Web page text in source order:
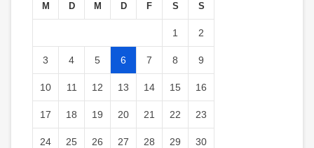
M D M D F S S
1 2
3 4 5 6 7 8 9
10 11 12 13 14 15 16
17 18 19 20 21 22 23
24 25 26 27 28 29 30